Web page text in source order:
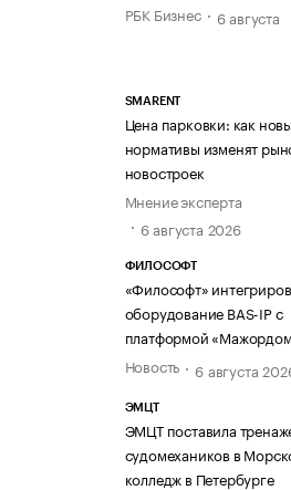
РБК Бизнес
6 августа
SMARENT
Цена парковки: как
нормативы изменят
новостроек
Мнение эксперта
6 августа 2026
ФИЛОСОФТ
«Философт»
оборудование BAS-IP с
платформой
Новость
6 августа
ЭМЦТ
ЭМЦТ поставила
судомехаников в
колледж в Петербурге